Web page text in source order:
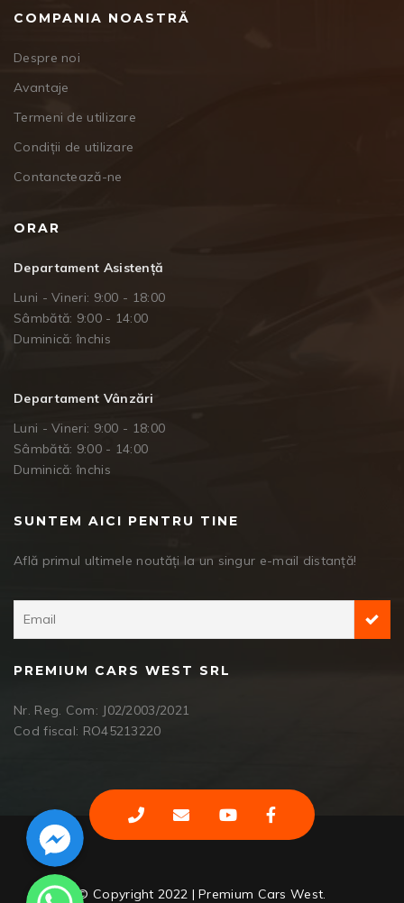
COMPANIA NOASTRĂ
Despre noi
Avantaje
Termeni de utilizare
Condiții de utilizare
Contanctează-ne
ORAR
Departament Asistență
Luni - Vineri: 9:00 - 18:00
Sâmbătă: 9:00 - 14:00
Duminică: închis
Departament Vânzări
Luni - Vineri: 9:00 - 18:00
Sâmbătă: 9:00 - 14:00
Duminică: închis
SUNTEM AICI PENTRU TINE
Află primul ultimele noutăți la un singur e-mail distanță!
PREMIUM CARS WEST SRL
Nr. Reg. Com: J02/2003/2021
Cod fiscal: RO45213220
© Copyright 2022 | Premium Cars West.
Facebook Messenger
WhatsApp